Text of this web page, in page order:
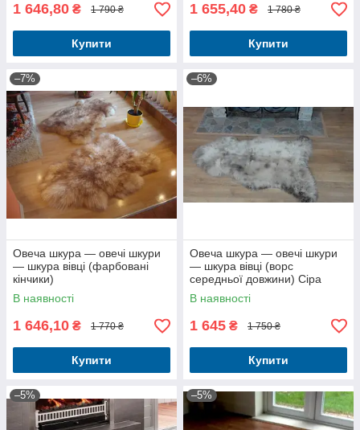
1 646,80 ₴ 1 790 ₴
Купити
1 655,40 ₴ 1 780 ₴
Купити
–7%
Овеча шкура — овечі шкури
— шкура вівці (фарбовані
кінчики)
В наявності
1 646,10 ₴ 1 770 ₴
Купити
–6%
Овеча шкура — овечі шкури
— шкура вівці (ворс
середньої довжини) Сіра
В наявності
1 645 ₴ 1 750 ₴
Купити
–5% –5%